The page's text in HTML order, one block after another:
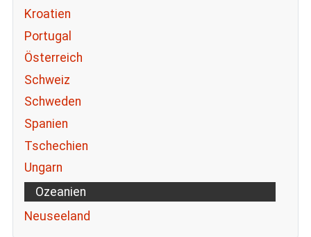
Kroatien
Portugal
Österreich
Schweiz
Schweden
Spanien
Tschechien
Ungarn
Ozeanien
Neuseeland